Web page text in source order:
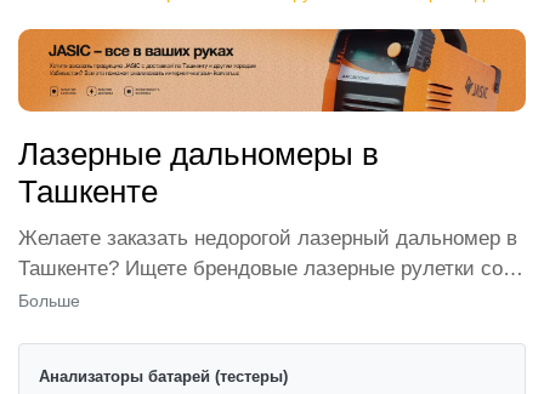
Лазерные дальномеры в
Ташкенте
Желаете заказать недорогой лазерный дальномер в
Ташкенте? Ищете брендовые лазерные рулетки со
скидкой? Все это можно сделать в интернет-
Больше
Анализаторы батарей (тестеры)